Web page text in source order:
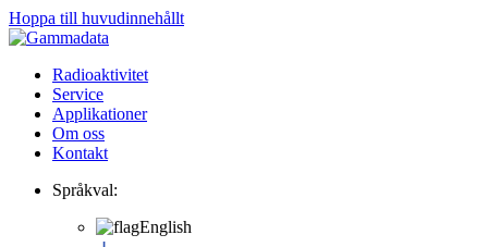
Hoppa till huvudinnehållt
Radioaktivitet
Service
Applikationer
Om oss
Kontakt
Språkval:
English